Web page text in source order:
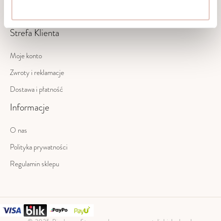
Strefa Klienta
Moje konto
Zwroty i reklamacje
Dostawa i płatność
Informacje
O nas
Polityka prywatności
Regulamin sklepu